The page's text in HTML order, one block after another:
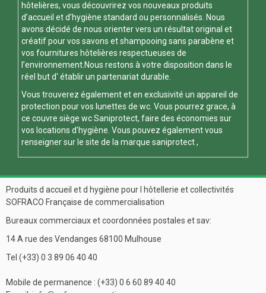
hôtelières, vous découvrirez vos nouveaux produits
d’accueil et d’hygiène standard ou personnalisés. Nous
avons décidé de nous orienter vers un résultat original et
créatif pour vos savons et shampooing sans parabène et
vos fournitures hôtelières respectueuses de
l’environnement.Nous restons à votre disposition dans le
réel but d' établir un partenariat durable.
Vous trouverez également et en exclusivité un appareil de
protection pour vos lunettes de wc. Vous pourrez grace, à
ce couvre siège wcSaniprotect, faire des économies sur
vos locations d'hygiène. Vous pouvez également vous
renseigner sur le site de la marque saniprotect,
Produits d accueil et d hygiène pour l hôtellerie et collectivités
SOFRACO Française de commercialisation
Bureaux commerciaux et coordonnées postales et sav:
14 A rue des Vendanges 68100 Mulhouse
Tel (+33) 0 3 89 06 40 40
Mobile de permanence : (+33) 0 6 60 89 40 40